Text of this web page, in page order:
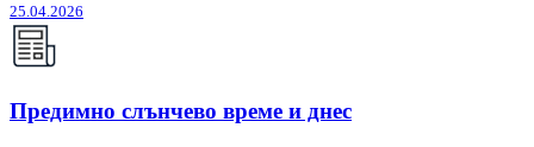
25.04.2026
Предимно слънчево време и днес